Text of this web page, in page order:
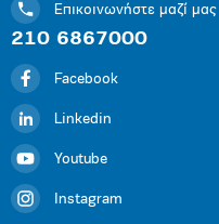
Επικοινωνήστε μαζί μας
210 6867000
Facebook
Linkedin
Youtube
Instagram